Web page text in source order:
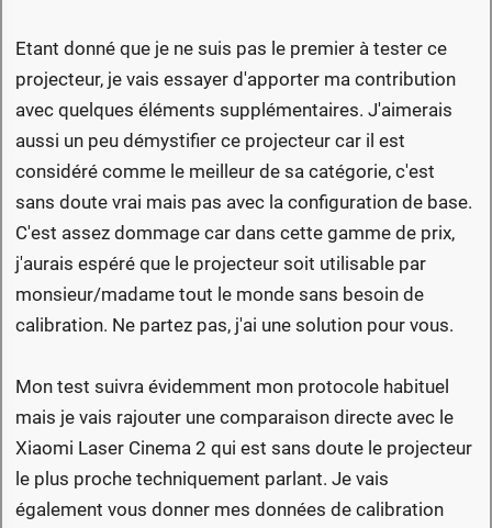
Etant donné que je ne suis pas le premier à tester ce
projecteur, je vais essayer d'apporter ma contribution
avec quelques éléments supplémentaires. J'aimerais
aussi un peu démystifier ce projecteur car il est
considéré comme le meilleur de sa catégorie, c'est
sans doute vrai mais pas avec la configuration de base.
C'est assez dommage car dans cette gamme de prix,
j'aurais espéré que le projecteur soit utilisable par
monsieur/madame tout le monde sans besoin de
calibration. Ne partez pas, j'ai une solution pour vous.
Mon test suivra évidemment mon protocole habituel
mais je vais rajouter une comparaison directe avec le
Xiaomi Laser Cinema 2 qui est sans doute le projecteur
le plus proche techniquement parlant. Je vais
également vous donner mes données de calibration